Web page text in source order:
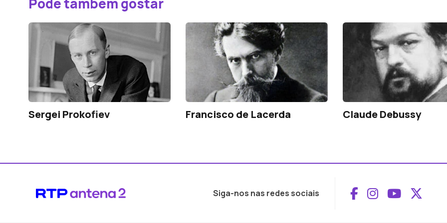
Sergei Prokofiev Francisco de Lacerda Claude Debussy
Siga-nos nas redes sociais Aceder ao
Aceder ao
Aceder